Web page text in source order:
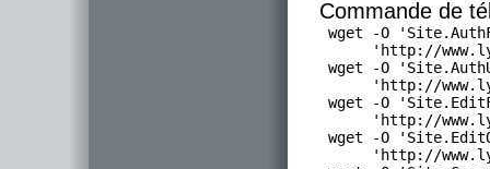
Commande de
wget -O
'http://
wget -O
'http://
wget -O
'http://
wget -O
'http://